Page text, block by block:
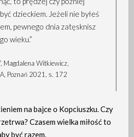
dzieckiem. Jeżeli nie byłeś
pewnego dnia zatęsknisz
wieku.”
Magdalena Witkiewicz,
Poznań 2021, s. 172
na bajce o Kopciuszku. Czy
Czasem wielka miłość to
być razem.